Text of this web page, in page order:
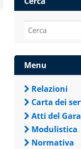
Cerca:
Menu
Relazioni
Carta dei
Atti del
Modulistica
Normativa